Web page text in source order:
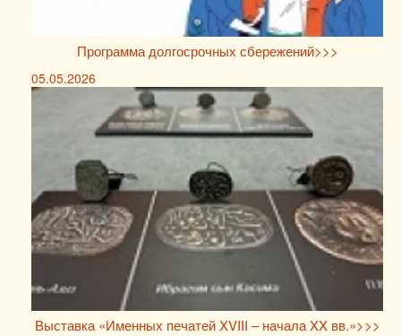
Программа долгосрочных сбережений>>>
05.05.2026
Выставка «Именных печатей XVIII – начала XX вв.»>>>